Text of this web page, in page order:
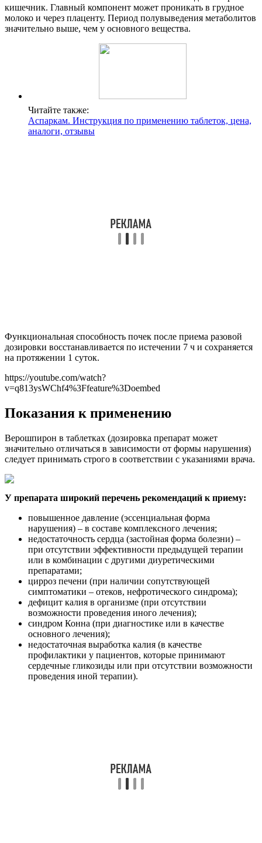
кишечник. Главный компонент может проникать в грудное
молоко и через плаценту. Период полувыведения метаболитов
значительно выше, чем у основного вещества.
Читайте также:
Аспаркам. Инструкция по применению таблеток, цена,
аналоги, отзывы
Функциональная способность почек после приема разовой
дозировки восстанавливается по истечении 7 ч и сохраняется
на протяжении 1 суток.
https://youtube.com/watch?
v=q813ysWChf4%3Ffeature%3Doembed
Показания к применению
Верошпирон в таблетках (дозировка препарат может
значительно отличаться в зависимости от формы нарушения)
следует принимать строго в соответствии с указаниями врача.
У препарата широкий перечень рекомендаций к приему:
повышенное давление (эссенциальная форма
нарушения) – в составе комплексного лечения;
недостаточность сердца (застойная форма болезни) –
при отсутствии эффективности предыдущей терапии
или в комбинации с другими диуретическими
препаратами;
цирроз печени (при наличии сопутствующей
симптоматики – отеков, нефротического синдрома);
дефицит калия в организме (при отсутствии
возможности проведения иного лечения);
синдром Конна (при диагностике или в качестве
основного лечения);
недостаточная выработка калия (в качестве
профилактики у пациентов, которые принимают
сердечные гликозиды или при отсутствии возможности
проведения иной терапии).